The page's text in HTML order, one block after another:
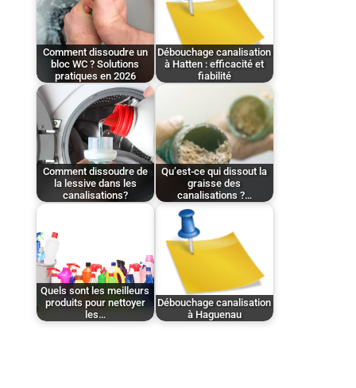
Comment dissoudre un
bloc WC ? Solutions
pratiques en 2026
Débouchage canalisation
à Hatten : efficacité et
fiabilité
Comment dissoudre de
la lessive dans les
canalisations?
Qu’est-ce qui dissout la
graisse des
canalisations ?…
Quels sont les meilleurs
produits pour nettoyer
les…
Débouchage canalisation
à Haguenau